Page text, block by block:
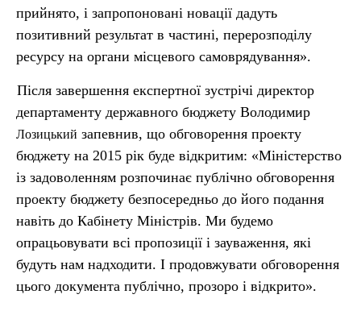
прийнято, і запропоновані новації дадуть
позитивний результат в частині, перерозподілу
ресурсу на органи місцевого самоврядування».
Після завершення експертної зустрічі директор
департаменту державного бюджету Володимир
Лозицький запевнив, що обговорення проекту
бюджету на 2015 рік буде відкритим: «Міністерство
із задоволенням розпочинає публічно обговорення
проекту бюджету безпосередньо до його подання
навіть до Кабінету Міністрів. Ми будемо
опрацьовувати всі пропозиції і зауваження, які
будуть нам надходити. І продовжувати обговорення
цього документа публічно, прозоро і відкрито».